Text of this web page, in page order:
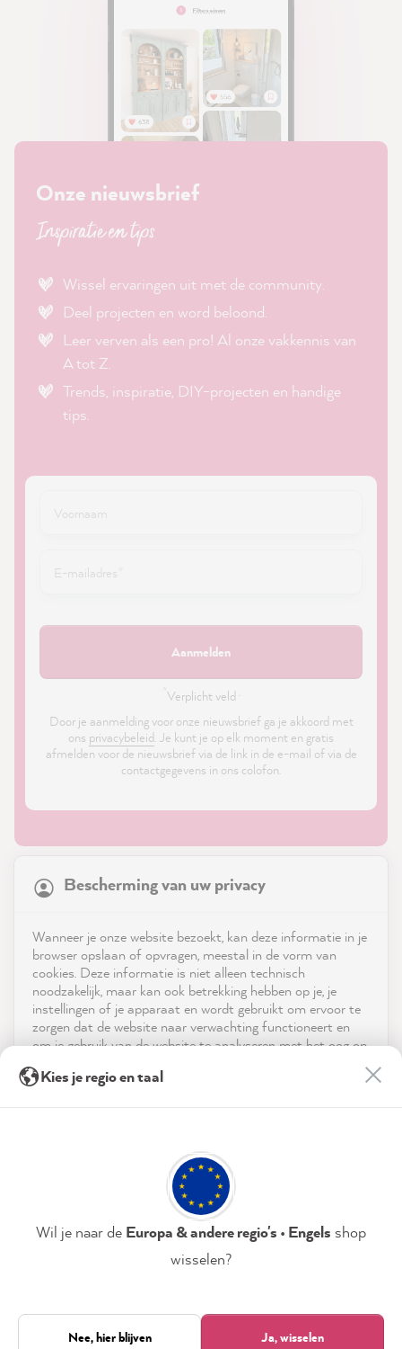
Onze nieuwsbrief
Inspiratie en tips
Wissel ervaringen uit met de community.
Deel projecten en word beloond.
Leer verven als een pro! Al onze vakkennis van
A tot Z.
Trends, inspiratie, DIY-projecten en handige
tips.
Aanmelden
Verplicht veld ·
Door je aanmelding voor onze nieuwsbrief ga je akkoord met
ons privacybeleid. Je kunt je op elk moment en gratis
afmelden voor de nieuwsbrief via de link in de e-mail of via de
contactgegevens in ons colofon.
Service
Neem contact op met
Bescherming van uw privacy
Wanneer je onze website bezoekt, kan deze informatie in je
browser opslaan of opvragen, meestal in de vorm van
cookies. Deze informatie is niet alleen technisch
noodzakelijk, maar kan ook betrekking hebben op je, je
instellingen of je apparaat en wordt gebruikt om ervoor te
zorgen dat de website naar verwachting functioneert en
om je gebruik van de website te analyseren met het oog op
advertenties aan te bieden via de diensten die in de
akkoord (op elk moment herroepbaar) met deze
Privacybeleid Colofon Instellen
21,841
21,841Reviews
reviews-io
Verified Customer
The color cards are great! Fast delivery and a
Share
Anja S
Verified Customer
It is excellent to work with, covers very well
and is exactly the shade I wanted.
Kies je regio en taal
Wil je naar de Europa & andere regio's • Engels shop
wisselen?
Nee, hier blijven Ja, wisselen